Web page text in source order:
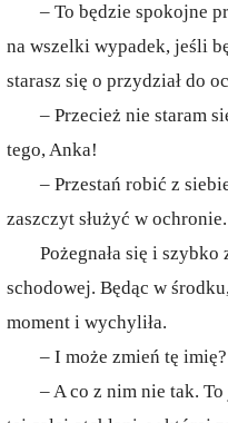
– To będzie spokojne
na wszelki wypadek, jeśli
starasz się o przydział do
– Przecież nie staram
tego, Anka!
– Przestań robić z
zaszczyt służyć w
Pożegnała się i
schodowej. Będąc w
moment i wychyliła.
– I może zmień tę imię?
– A co z nim nie tak.